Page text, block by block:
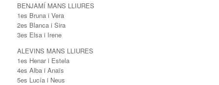
BENJAMÍ MANS LLIURES
1es Bruna i Vera
2es Blanca i Sira
3es Elsa i Irene
ALEVINS MANS LLIURES
1es Henar i Estela
4es Alba i Anaïs
5es Lucía i Neus